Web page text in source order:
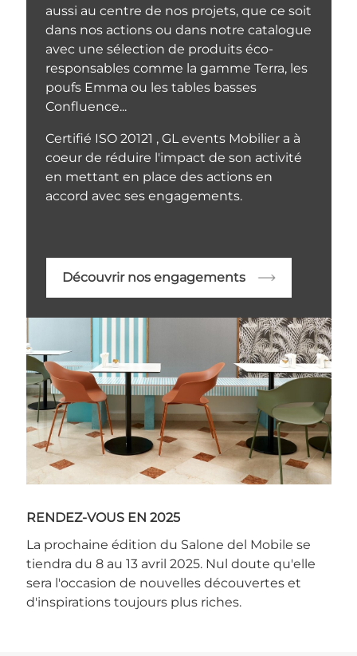
aussi au centre de nos projets, que ce soit
dans nos actions ou dans notre catalogue
avec une sélection de produits éco-
responsables comme la gamme Terra, les
poufs Emma ou les tables basses
Confluence...
Certifié ISO 20121 , GL events Mobilier a à
coeur de réduire l'impact de son activité
en mettant en place des actions en
accord avec ses engagements.
Découvrir nos engagements
RENDEZ-VOUS EN 2025
La prochaine édition du Salone del Mobile se
tiendra du 8 au 13 avril 2025. Nul doute qu'elle
sera l'occasion de nouvelles découvertes et
d'inspirations toujours plus riches.